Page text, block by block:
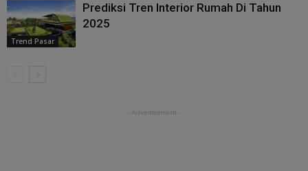
Trend Pasar
Prediksi Tren Interior Rumah Di Tahun
2025
- Advertisement -